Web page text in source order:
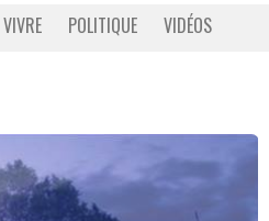
POLITIQUE VIDÉOS